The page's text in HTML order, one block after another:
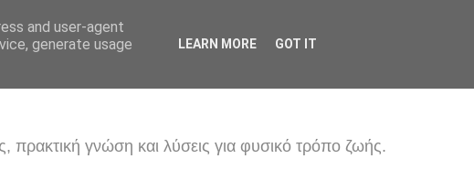
πρακτική γνώση και λύσεις για φυσικό τρόπο ζωής.
and user-agent
generate usage
LEARN MORE GOT IT